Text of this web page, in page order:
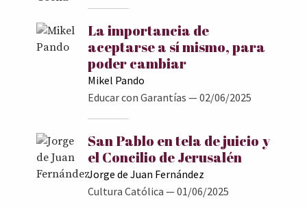
La importancia de
aceptarse a sí mismo, para
poder cambiar
Mikel Pando
Educar con Garantías — 02/06/2025
San Pablo en tela de juicio y
el Concilio de Jerusalén
Jorge de Juan Fernández
Cultura Católica — 01/06/2025